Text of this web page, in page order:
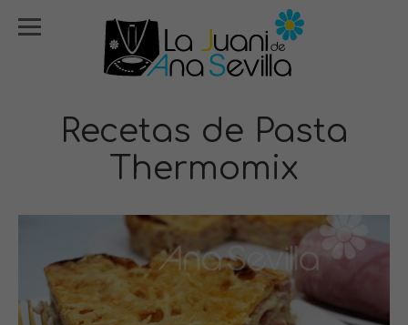
Recetas de Pasta
Thermomix